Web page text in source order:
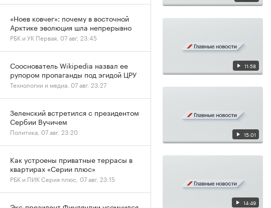
11:58
15:01
14:49
«Ноев ковчег»: почему в восточной
Арктике эволюция шла непрерывно
РБК и УК Первая, 07 авг, 23:45
Сооснователь Wikipedia назвал ее
рупором пропаганды под эгидой ЦРУ
Технологии и медиа, 07 авг, 23:27
Зеленский встретился с президентом
Сербии Вучичем
Политика, 07 авг, 23:20
Как устроены приватные террасы в
квартирах «Серии плюс»
РБК и ПИК Серия плюс, 07 авг, 23:15